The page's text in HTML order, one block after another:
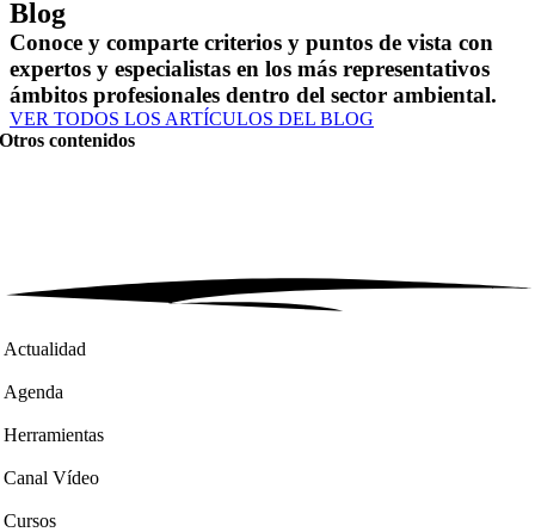
Blog
Conoce y comparte criterios y puntos de vista con
expertos y especialistas en los más representativos
ámbitos profesionales dentro del sector ambiental.
VER TODOS LOS ARTÍCULOS DEL BLOG
Otros contenidos
Actualidad
Agenda
Herramientas
Canal Vídeo
Cursos